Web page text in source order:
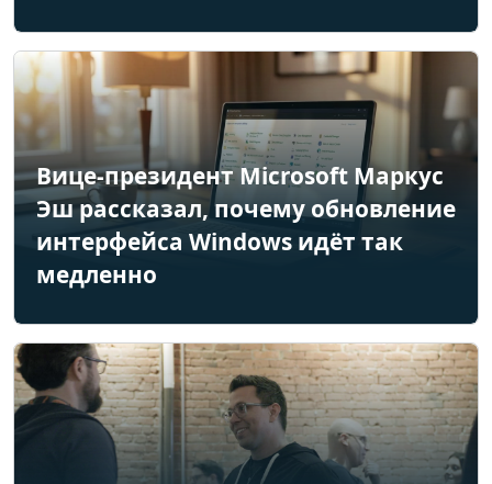
Вице-президент Microsoft Маркус
Эш рассказал, почему обновление
интерфейса Windows идёт так
медленно